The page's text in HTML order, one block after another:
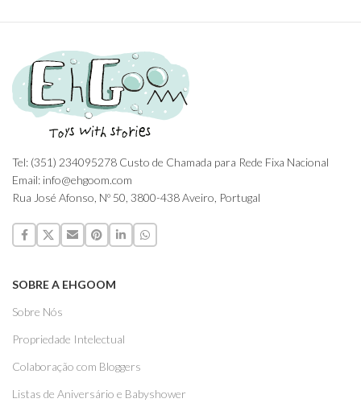
Tel: (351) 234095278 Custo de Chamada para Rede Fixa Nacional
Email: info@ehgoom.com
Rua José Afonso, Nº 50, 3800-438 Aveiro, Portugal
SOBRE A EHGOOM
Sobre Nós
Propriedade Intelectual
Colaboração com Bloggers
Listas de Aniversário e Babyshower